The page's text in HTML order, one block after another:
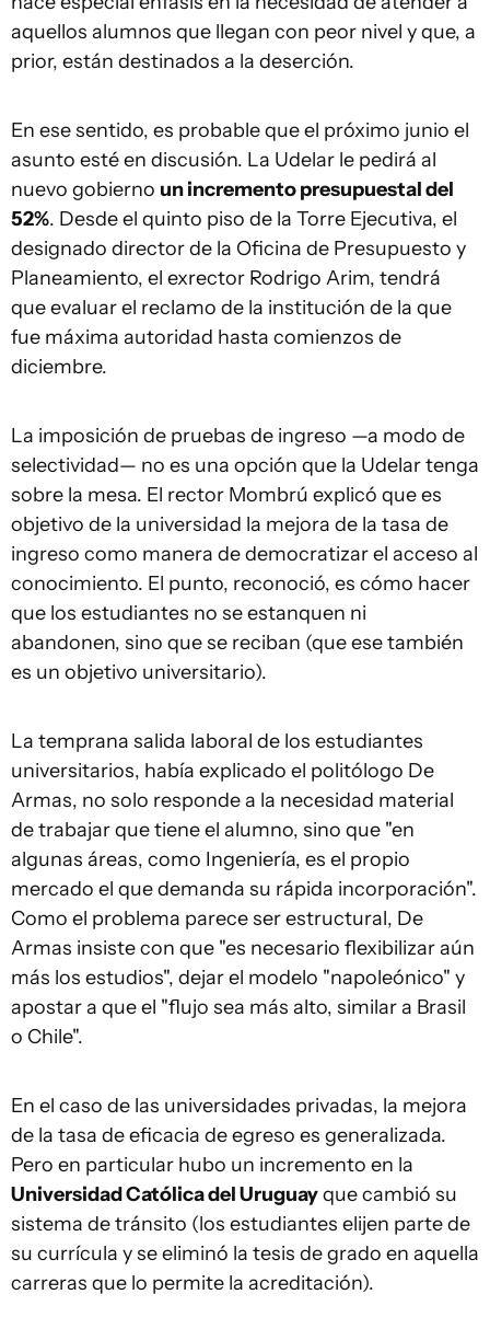
aquellos alumnos que llegan con peor nivel y que, a
prior, están destinados a la deserción.
En ese sentido, es probable que el próximo junio el
asunto esté en discusión. La Udelar le pedirá al
nuevo gobierno un incremento presupuestal del
52%. Desde el quinto piso de la Torre Ejecutiva, el
designado director de la Oficina de Presupuesto y
Planeamiento, el exrector Rodrigo Arim, tendrá
que evaluar el reclamo de la institución de la que
fue máxima autoridad hasta comienzos de
diciembre.
La imposición de pruebas de ingreso —a modo de
selectividad— no es una opción que la Udelar tenga
sobre la mesa. El rector Mombrú explicó que es
objetivo de la universidad la mejora de la tasa de
ingreso como manera de democratizar el acceso al
conocimiento. El punto, reconoció, es cómo hacer
que los estudiantes no se estanquen ni
abandonen, sino que se reciban (que ese también
es un objetivo universitario).
La temprana salida laboral de los estudiantes
universitarios, había explicado el politólogo De
Armas, no solo responde a la necesidad material
de trabajar que tiene el alumno, sino que "en
algunas áreas, como Ingeniería, es el propio
mercado el que demanda su rápida incorporación".
Como el problema parece ser estructural, De
Armas insiste con que "es necesario flexibilizar aún
más los estudios", dejar el modelo "napoleónico" y
apostar a que el "flujo sea más alto, similar a Brasil
o Chile".
En el caso de las universidades privadas, la mejora
de la tasa de eficacia de egreso es generalizada.
Pero en particular hubo un incremento en la
Universidad Católica del Uruguayque cambió su
sistema de tránsito (los estudiantes elijen parte de
su currícula y se eliminó la tesis de grado en aquella
carreras que lo permite la acreditación).